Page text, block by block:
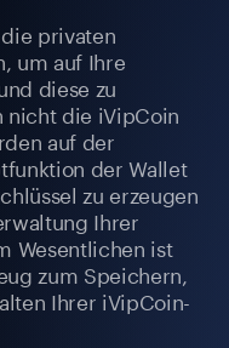
privaten
um auf Ihre
diese zu
die iVipCoin
auf der
der Wallet
zu erzeugen
Ihrer
Wesentlichen ist
zum Speichern,
Ihrer iVipCoin-